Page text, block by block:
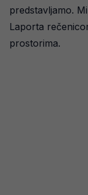
predstavljamo.
Laporta
prostorima.